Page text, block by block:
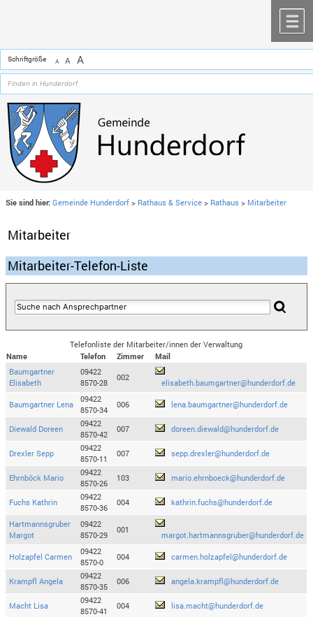
Schriftgröße A A A
Sie sind hier: Gemeinde Hunderdorf > Rathaus & Service > Rathaus > Mitarbeiter
Mitarbeiter
Mitarbeiter-Telefon-Liste
Telefonliste der Mitarbeiter/innen der Verwaltung
Name
Telefon Zimmer
Mail
Baumgartner
Elisabeth
09422
8570-28
002
elisabeth.baumgartner@hunderdorf.de
Baumgartner Lena
09422
8570-34
006 lena.baumgartner@hunderdorf.de
Diewald Doreen
09422
8570-42
007 doreen.diewald@hunderdorf.de
Drexler Sepp
09422
8570-11
007 sepp.drexler@hunderdorf.de
Ehrnböck Mario
09422
8570-26
103 mario.ehrnboeck@hunderdorf.de
Fuchs Kathrin
09422
8570-36
004 kathrin.fuchs@hunderdorf.de
Hartmannsgruber
Margot
09422
8570-29
001
margot.hartmannsgruber@hunderdorf.de
Holzapfel Carmen
09422
8570-0
004 carmen.holzapfel@hunderdorf.de
Krampfl Angela
09422
8570-35
006 angela.krampfl@hunderdorf.de
Macht Lisa
09422
8570-41
004 lisa.macht@hunderdorf.de